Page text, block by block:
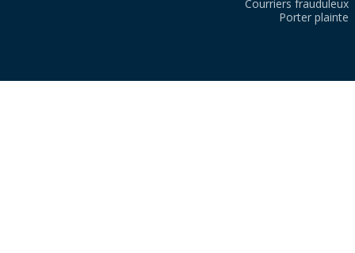
Courriers frauduleux
Porter plainte